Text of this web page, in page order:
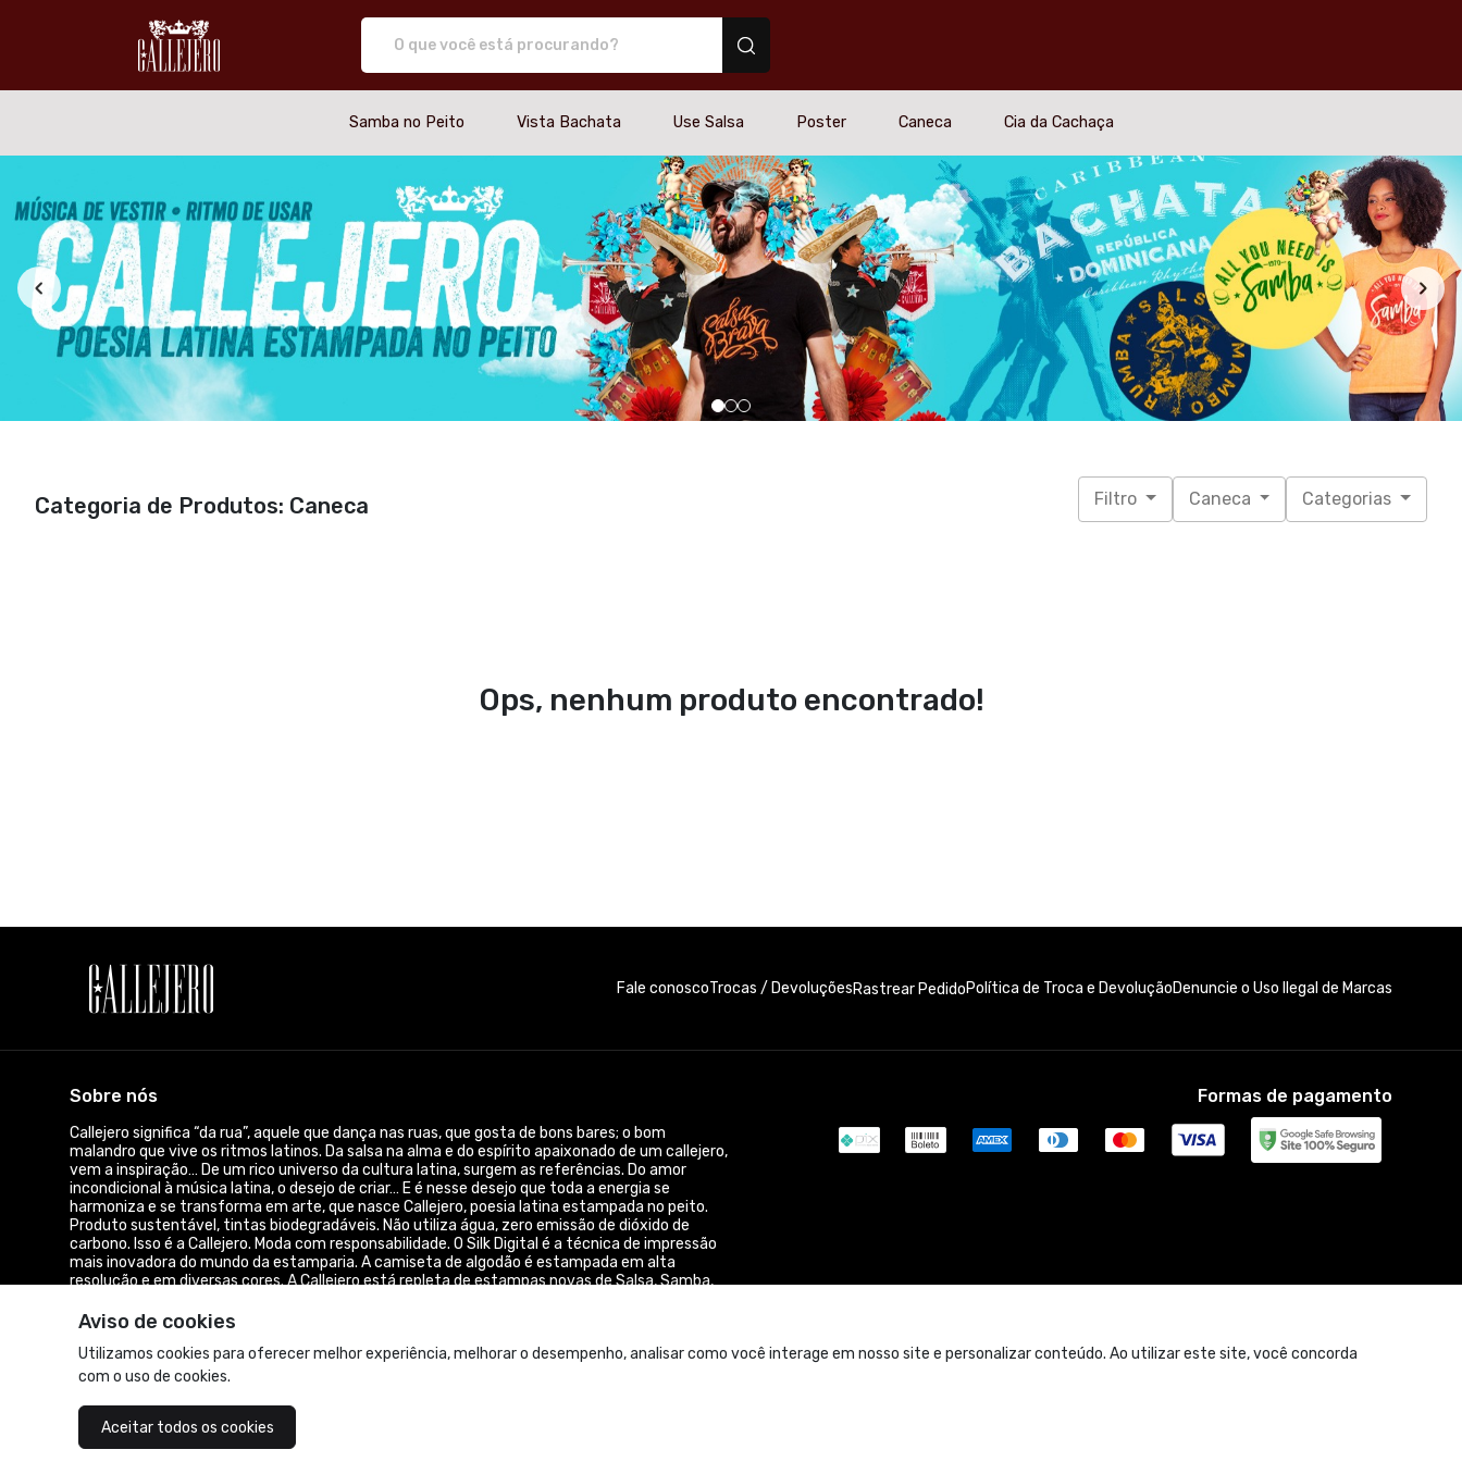
Samba no Peito Vista Bachata Use Salsa Poster Caneca Cia da Cachaça
Categoria de Produtos: Caneca Filtro Caneca Categorias
Ops, nenhum produto encontrado!
Aviso de cookies
Utilizamos cookies para oferecer melhor experiência, melhorar o desempenho, analisar como você interage em nosso site e personalizar conteúdo. Ao utilizar este site, você concorda
com o uso de cookies.
Aceitar todos os cookies
Fale conoscoTrocas / DevoluçõesRastrear PedidoPolítica de Troca e DevoluçãoDenuncie o Uso Ilegal de Marcas
Sobre nós
Callejero significa “da rua”, aquele que dança nas ruas, que gosta de bons bares; o bom
malandro que vive os ritmos latinos. Da salsa na alma e do espírito apaixonado de um callejero,
vem a inspiração… De um rico universo da cultura latina, surgem as referências. Do amor
incondicional à música latina, o desejo de criar… E é nesse desejo que toda a energia se
harmoniza e se transforma em arte, que nasce Callejero, poesia latina estampada no peito.
Produto sustentável, tintas biodegradáveis. Não utiliza água, zero emissão de dióxido de
carbono. Isso é a Callejero. Moda com responsabilidade. O Silk Digital é a técnica de impressão
mais inovadora do mundo da estamparia. A camiseta de algodão é estampada em alta
resolução e em diversas cores. A Callejero está repleta de estampas novas de Salsa, Samba,
Formas de pagamento
Acompanhe-nos: